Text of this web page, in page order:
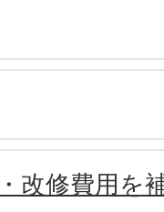
改修費用を